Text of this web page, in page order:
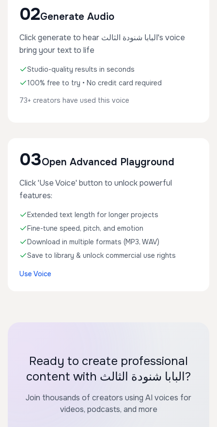
02Generate Audio
Click generate to hear البابا شنودة الثالث's voice
bring your text to life
Studio-quality results in seconds
100% free to try • No credit card required
73+ creators have used this voice
03Open Advanced Playground
Click 'Use Voice' button to unlock powerful
features:
Extended text length for longer projects
Fine-tune speed, pitch, and emotion
Download in multiple formats (MP3, WAV)
Save to library & unlock commercial use rights
Use Voice
Ready to create professional
content with البابا شنودة الثالث?
Join thousands of creators using AI voices for
videos, podcasts, and more